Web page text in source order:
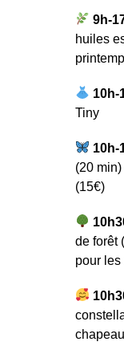
9h-
huiles
10h-
Tiny
10h-
(20
(15€)
de forêt
pour les